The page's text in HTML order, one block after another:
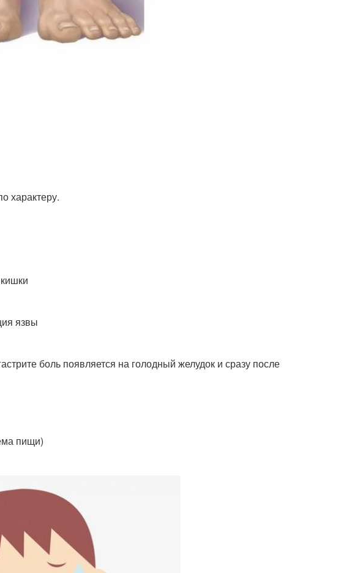
характеру.
язвы
боль появляется на голодный желудок и сразу после
пищи)